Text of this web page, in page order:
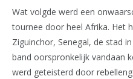
Wat volgde werd een
tournee door heel Afrika. Het
Ziguinchor, Senegal, de stad
band oorspronkelijk vandaan
werd geteisterd door